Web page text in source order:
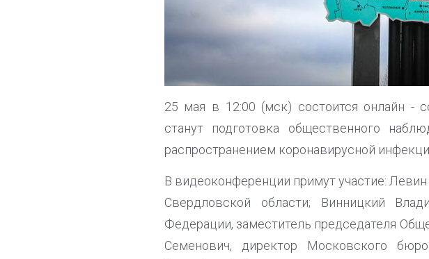
25 мая в 12:00 (мск) состоится онлайн -
станут подготовка общественного
распространением коронавирусной
В видеоконференции примут участие:
Свердловской области; Винницкий
Федерации, заместитель председателя
Семенович, директор Московского